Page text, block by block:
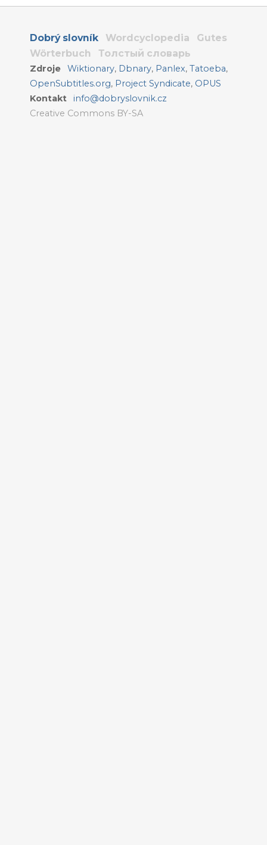
Dobrý slovník Wordcyclopedia
Gutes
Wörterbuch
Толстый словарь
Zdroje Wiktionary, Dbnary, Panlex,Tatoeba,
OpenSubtitles.org, Project Syndicate, OPUS
Kontakt
info@dobryslovnik.cz
Creative Commons BY-SA